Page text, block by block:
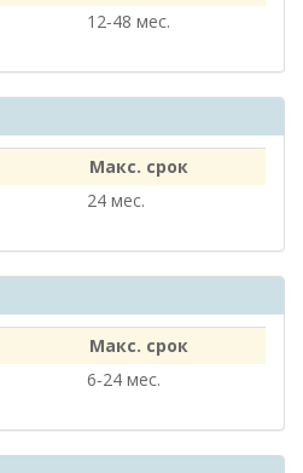
12‑48 мес.
Макс. срок
24 мес.
Макс. срок
6‑24 мес.